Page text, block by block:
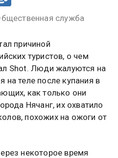
служба
причиной
туристов, о чем
Shot. Люди жалуются на
теле после купания в
как только они
Нячанг, их охватило
похожих на ожоги от
некоторое время